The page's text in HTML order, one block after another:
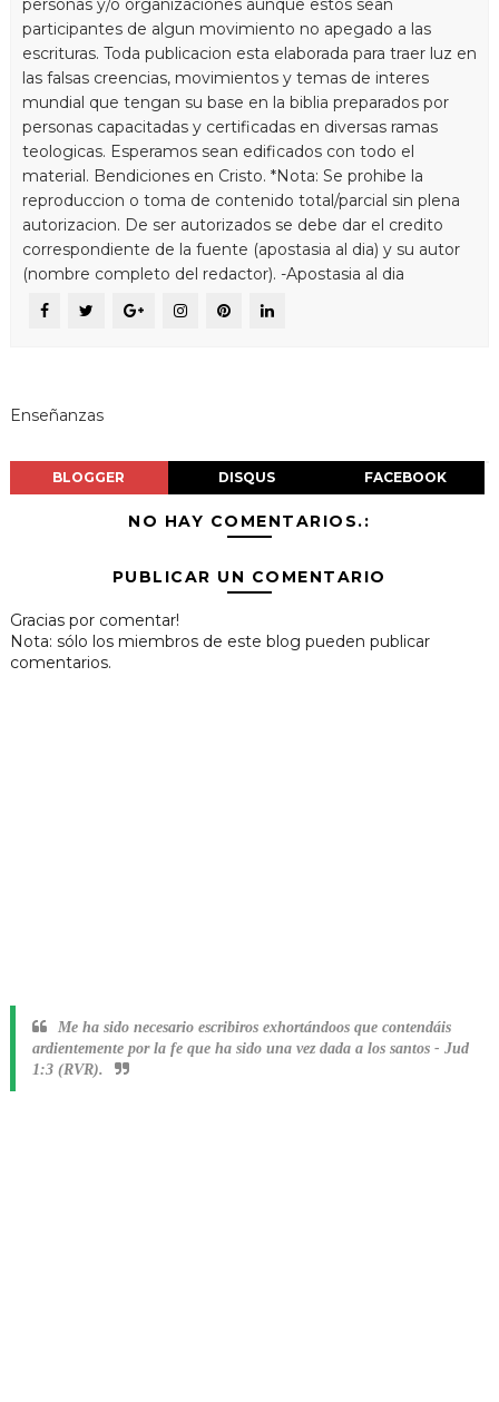
personas y/o organizaciones aunque estos sean
participantes de algun movimiento no apegado a las
escrituras. Toda publicacion esta elaborada para traer luz en
las falsas creencias, movimientos y temas de interes
mundial que tengan su base en la biblia preparados por
personas capacitadas y certificadas en diversas ramas
teologicas. Esperamos sean edificados con todo el
material. Bendiciones en Cristo. *Nota: Se prohibe la
reproduccion o toma de contenido total/parcial sin plena
autorizacion. De ser autorizados se debe dar el credito
correspondiente de la fuente (apostasia al dia) y su autor
(nombre completo del redactor). -Apostasia al dia
Enseñanzas
BLOGGER DISQUS FACEBOOK
NO HAY COMENTARIOS.:
PUBLICAR UN COMENTARIO
Gracias por comentar!
Nota: sólo los miembros de este blog pueden publicar
comentarios.
Me ha sido necesario escribiros exhortándoos que contendáis
ardientemente por la fe que ha sido una vez dada a los santos - Jud
1:3 (RVR).